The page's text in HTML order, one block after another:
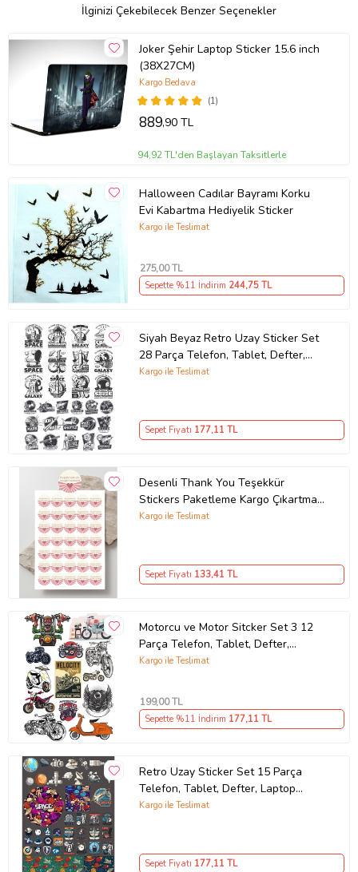
ayrılma yapmaz, iz bırakmaz.
-Ürünlerimiz, kargoda hasar
almayacak şekilde paketlenip,
teslim edilmektedir.
kcm78108256
İlginizi Çekebilecek Benzer Seçenekler
Joker Şehir Laptop Sticker 15.6 inch
(38X27CM)
(1)
Kargo Bedava
889,90 TL
94,92 TL'den Başlayan Taksitlerle
Halloween Cadılar Bayramı Korku
Evi Kabartma Hediyelik Sticker
Kargo ile Teslimat
275,00 TL
Sepette %11 İndirim 244,75 TL
Siyah Beyaz Retro Uzay Sticker Set
28 Parça Telefon, Tablet, Defter,
Laptop Sticker
Kargo ile Teslimat
Sepet Fiyatı 177,11 TL
Desenli Thank You Teşekkür
Stickers Paketleme Kargo Çıkartma
PYTKSTK110
Kargo ile Teslimat
Sepet Fiyatı 133,41 TL
Motorcu ve Motor Sitcker Set 3 12
Parça Telefon, Tablet, Defter,
Laptop Sticker
Kargo ile Teslimat
199,00 TL
Sepette %11 İndirim 177,11 TL
Retro Uzay Sticker Set 15 Parça
Telefon, Tablet, Defter, Laptop
Sticker
Kargo ile Teslimat
Sepet Fiyatı 177,11 TL